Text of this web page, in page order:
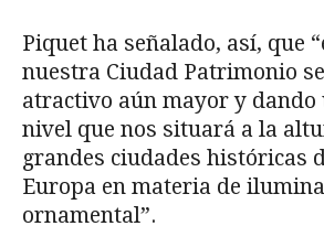
Piquet ha señalado, así, que
nuestra Ciudad Patrimonio
atractivo aún mayor y dando
nivel que nos situará a la
grandes ciudades históricas
Europa en materia de
ornamental”.